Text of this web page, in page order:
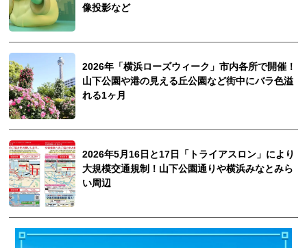
像投影など
2026年「横浜ローズウィーク」市内各所で開催！
山下公園や港の見える丘公園など街中にバラ色溢
れる1ヶ月
2026年5月16日と17日「トライアスロン」により
大規模交通規制！山下公園通りや横浜みなとみら
い周辺